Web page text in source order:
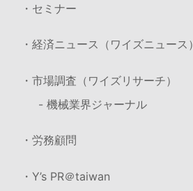
・セミナー
・経済ニュース（ワイズニュース）
・市場調査（ワイズリサーチ）
- 機械業界ジャーナル
・労務顧問
・Y’s PR＠taiwan